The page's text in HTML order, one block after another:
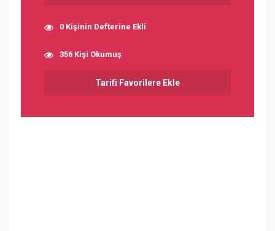
0 Kişinin Defterine Ekli
356 Kişi Okumuş
Tarifi Favorilere Ekle